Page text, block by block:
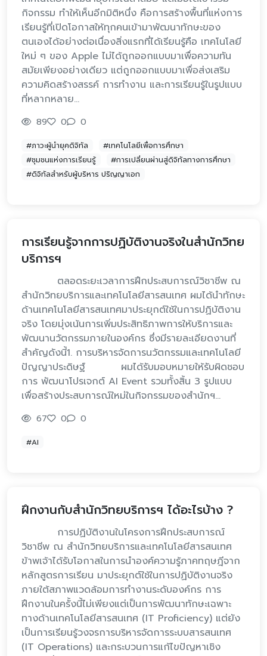
กิจกรรม ทำให้เห็นอีกมิติหนึ่ง คือการสร้างพื้นที่แห่งการ
เรียนรู้ที่เปิดโอกาสให้ทุกคนเข้ามาพัฒนาทักษะของ
ตนเองได้อย่างต่อเนื่องสิ่งแรกที่ได้เรียนรู้คือ เทคโนโลยี
ใหม่ ๆ ของ Apple ไม่ได้ถูกออกแบบมาเพื่อความทัน
สมัยเพียงอย่างเดียว แต่ถูกออกแบบมาเพื่อส่งเสริม
ความคิดสร้างสรรค์ การทำงาน และการเรียนรู้ในรูปแบบ
ที่หลากหลาย…
89 0 0
#ภาวะผู้นำยุคดิจิทัล
#เทคโนโลยีเพื่อการศึกษา
#ชุมชนแห่งการเรียนรู้
#การเปลี่ยนผ่านสู่ดิจิทัลทางการศึกษา
#ดิจิทัลสำหรับผู้บริหาร ปริญญาเอก
การเรียนรู้จากการปฏิบัติงานจริงในสำนักวิทย
บริการฯ
ตลอดระยะเวลาการฝึกประสบการณ์วิชาชีพ ณ
สำนักวิทยบริการและเทคโนโลยีสารสนเทศ ผมได้นำทักษะ
ด้านเทคโนโลยีสารสนเทศมาประยุกต์ใช้ในการปฏิบัติงาน
จริง โดยมุ่งเน้นการเพิ่มประสิทธิภาพการให้บริการและ
พัฒนานวัตกรรมภายในองค์กร ซึ่งมีรายละเอียดงานที่
สำคัญดังนี้1. การบริหารจัดการนวัตกรรมและเทคโนโลยี
ปัญญาประดิษฐ์ ผมได้รับมอบหมายให้รับผิดชอบ
การ พัฒนาโปรเจกต์ AI Event รวมทั้งสิ้น 3 รูปแบบ
เพื่อสร้างประสบการณ์ใหม่ในกิจกรรมของสำนักฯ…
67 0 0
#AI
ฝึกงานกับสำนักวิทยบริการฯ ได้อะไรบ้าง ?
การปฏิบัติงานในโครงการฝึกประสบการณ์
วิชาชีพ ณ สำนักวิทยบริการและเทคโนโลยีสารสนเทศ
ข้าพเจ้าได้รับโอกาสในการนำองค์ความรู้ภาคทฤษฎีจาก
หลักสูตรการเรียน มาประยุกต์ใช้ในการปฏิบัติงานจริง
ภายใต้สภาพแวดล้อมการทำงานระดับองค์กร การ
ฝึกงานในครั้งนี้ไม่เพียงแต่เป็นการพัฒนาทักษะเฉพาะ
ทางด้านเทคโนโลยีสารสนเทศ (IT Proficiency) แต่ยัง
เป็นการเรียนรู้วงจรการบริหารจัดการระบบสารสนเทศ
(IT Operations) และกระบวนการแก้ไขปัญหาเชิง